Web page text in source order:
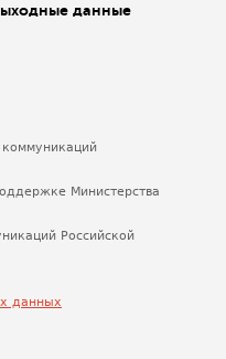
данные
Министерства
Российской
данных